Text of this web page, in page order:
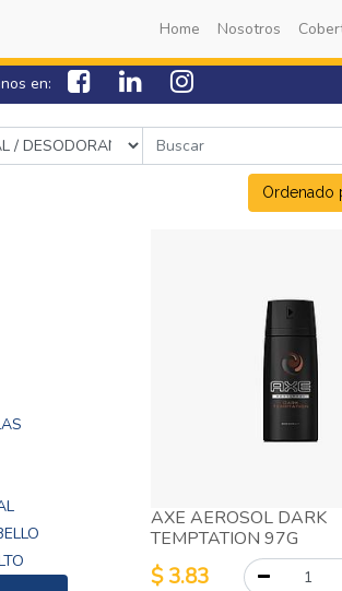
Home Nosotros
en:
Ordenado
AXE AEROSOL DARK
TEMPTATION 97G
$3.83